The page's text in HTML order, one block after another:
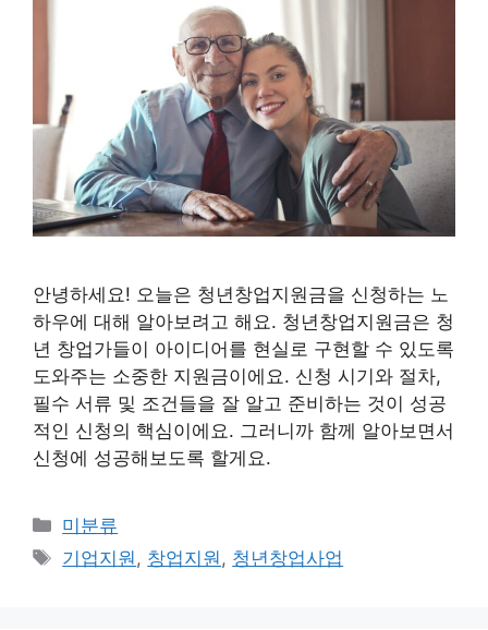
안녕하세요! 오늘은 청년창업지원금을 신청하는 노
하우에 대해 알아보려고 해요. 청년창업지원금은 청
년 창업가들이 아이디어를 현실로 구현할 수 있도록
도와주는 소중한 지원금이에요. 신청 시기와 절차,
필수 서류 및 조건들을 잘 알고 준비하는 것이 성공
적인 신청의 핵심이에요. 그러니까 함께 알아보면서
신청에 성공해보도록 할게요.
Categories
미분류
Tags
기업지원, 창업지원, 청년창업사업